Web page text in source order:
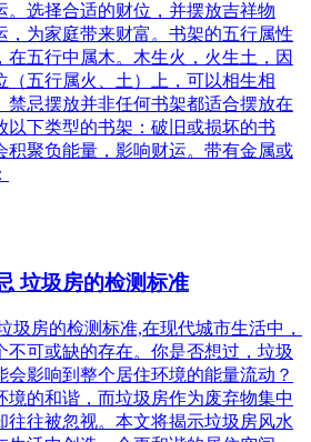
。选择合适的财位，并摆放吉祥物
，为家庭带来财富。书架的五行属性
在五行中属木。木生火，火生土，因
（五行属火、土）上，可以相生相
禁忌摆放并非任何书架都适合摆放在
以下类型的书架：破旧或损坏的书
积聚负能量，影响财运。带有金属或
垃圾房的检测标准
圾房的检测标准,在现代城市生活中，
不可或缺的存在。你是否想过，垃圾
会影响到整个居住环境的能量流动？
境的和谐，而垃圾房作为废弃物集中
往往被忽视。本文将揭示垃圾房风水